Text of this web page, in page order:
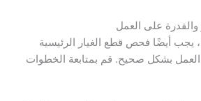
على العمل
يجب أيضًا فحص قطع الغيار الرئيسية
العمل بشكل صحيح. قم بمتابعة الخطوات